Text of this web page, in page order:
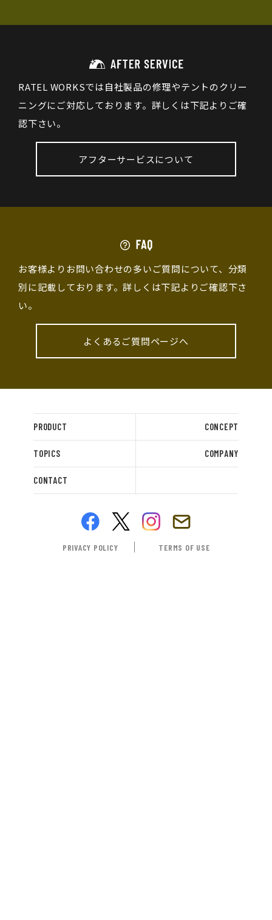
RATEL WORKSでは自社製品の修理やテントのクリー
ニングにご対応しております。詳しくは下記よりご確
認下さい。
アフターサービスについて
お客様よりお問い合わせの多いご質問について、分類
別に記載しております。詳しくは下記よりご確認下さ
い。
よくあるご質問ページへ
PRODUCT CONCEPT
TOPICS COMPANY
CONTACT
PRIVACY POLICY TERMS OF USE